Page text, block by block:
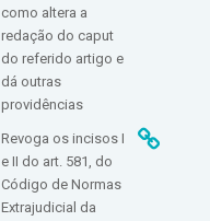
como altera a
redação do caput
do referido artigo e
dá outras
providências
Revoga os incisos I
e II do art. 581, do
Código de Normas
Extrajudicial da